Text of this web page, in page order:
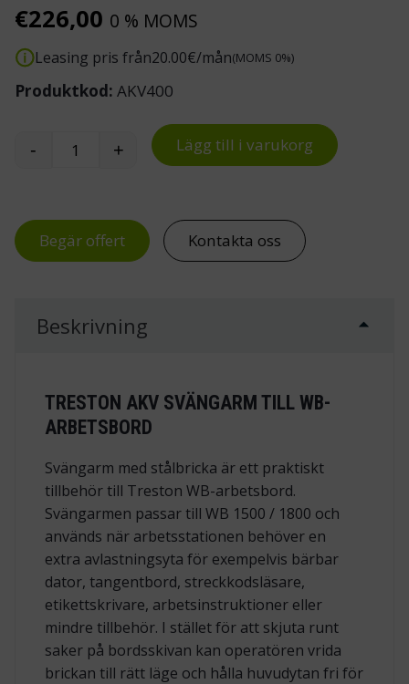
€226,00 0 % MOMS
Leasing pris från20.00€/mån(MOMS 0%)
Produktkod: AKV400
Svängarm med stålbricka till WB-arbetsbord
- + Lägg till i varukorg
Begär offert Kontakta oss
Beskrivning
TRESTON AKV SVÄNGARM TILL WB-
ARBETSBORD
Svängarm med stålbricka är ett praktiskt
tillbehör till Treston WB-arbetsbord.
Svängarmen passar till WB 1500 / 1800 och
används när arbetsstationen behöver en
extra avlastningsyta för exempelvis bärbar
dator, tangentbord, streckkodsläsare,
etikettskrivare, arbetsinstruktioner eller
mindre tillbehör. I stället för att skjuta runt
saker på bordsskivan kan operatören vrida
brickan till rätt läge och hålla huvudytan fri för